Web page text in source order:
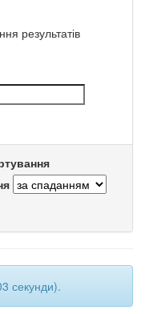
результатів
секунди).